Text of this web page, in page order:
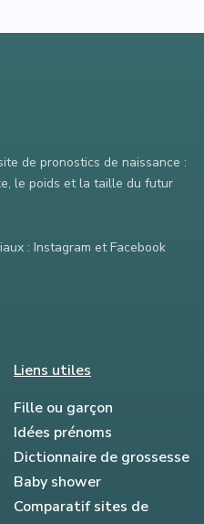
de pronostics de naissance :
le poids et la taille du futur
: Instagram et Facebook
Liens utiles
Fille ou garçon
Idées prénoms
Dictionnaire de grossesse
Baby shower
Comparatif sites de